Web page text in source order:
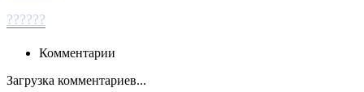
??????
Комментарии
Загрузка комментариев...